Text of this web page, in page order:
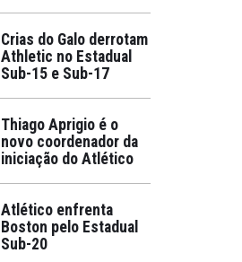
Crias do Galo derrotam
Athletic no Estadual
Sub-15 e Sub-17
Thiago Aprigio é o
novo coordenador da
iniciação do Atlético
Atlético enfrenta
Boston pelo Estadual
Sub-20